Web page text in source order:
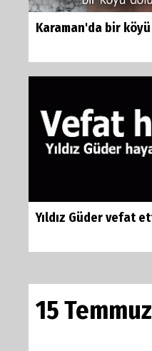
Karaman'da bir
Yıldız Güder vefat
15